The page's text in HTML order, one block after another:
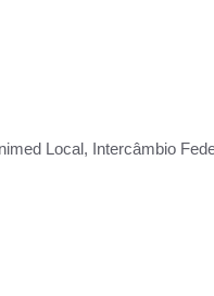
Local, Intercâmbio